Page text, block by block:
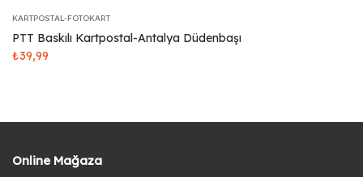
KARTPOSTAL-FOTOKART
PTT Baskılı Kartpostal-Antalya Düdenbaşı
₺39,99
Online Mağaza